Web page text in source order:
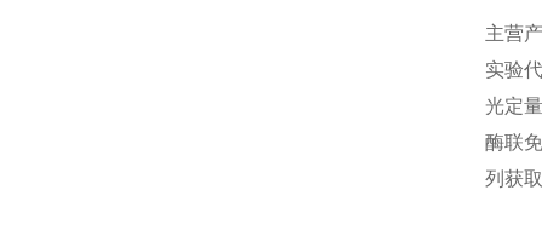
主营
实验
光定
酶联
列获